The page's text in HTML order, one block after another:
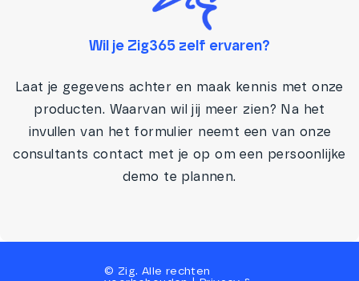
Wil je Zig365 zelf ervaren?
Laat je gegevens achter en maak kennis met onze
producten. Waarvan wil jij meer zien? Na het
invullen van het formulier neemt een van onze
consultants contact met je op om een persoonlijke
demo te plannen.
© Zig. Alle rechten